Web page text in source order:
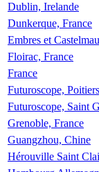
Dublin, Irelande
Dunkerque, France
Embres et
Floirac, France
France
Futuroscope,
Futuroscope, Saint
Grenoble, France
Guangzhou, Chine
Hérouville Saint